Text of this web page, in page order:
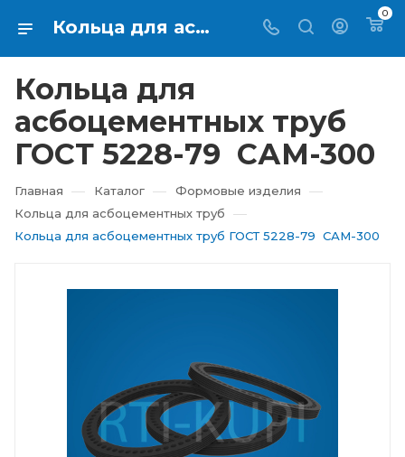
Кольца для асбоцементных труб ГОСТ 5228-79 САМ-300 купить в Екатеринбурге ⇨ RTI-KUPI
0
Кольца для
асбоцементных труб
ГОСТ 5228-79 САМ-300
Главная — Каталог — Формовые изделия —
Кольца для асбоцементных труб —
Кольца для асбоцементных труб ГОСТ 5228-79 САМ-300